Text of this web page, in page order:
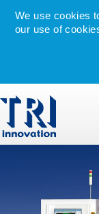
We use cookies
our use of